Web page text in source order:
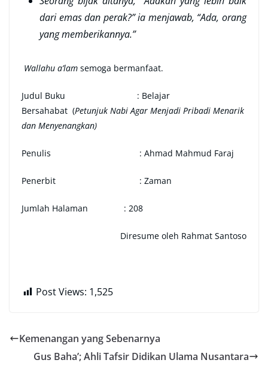
dari emas dan perak?” ia menjawab, “Ada, orang
yang memberikannya.”
Wallahu a’lam semoga bermanfaat.
Judul Buku : Belajar
Bersahabat (Petunjuk Nabi Agar Menjadi Pribadi Menarik
dan Menyenangkan)
Penulis : Ahmad Mahmud Faraj
Penerbit : Zaman
Jumlah Halaman : 208
Diresume oleh Rahmat Santoso
Post Views: 1,525
Kemenangan yang Sebenarnya
Gus Baha’; Ahli Tafsir Didikan Ulama Nusantara